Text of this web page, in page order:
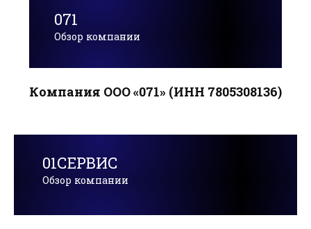
071
Обзор компании
Компания ООО «071» (ИНН 7805308136)
01СЕРВИС
Обзор компании